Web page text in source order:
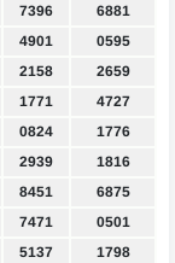
7396
6881
4901
0595
2158
2659
1771
4727
0824
1776
2939
1816
8451
6875
7471
0501
5137
1798